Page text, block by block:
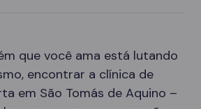
que você ama está lutando
encontrar a clínica de
em São Tomás de Aquino –